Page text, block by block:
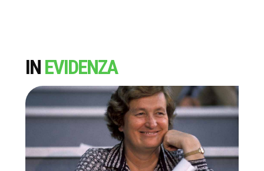
IN EVIDENZA